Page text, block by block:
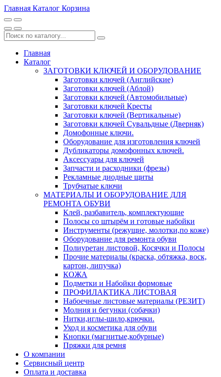
Главная Каталог Корзина
Главная
Каталог
ЗАГОТОВКИ КЛЮЧЕЙ И ОБОРУДОВАНИЕ
Заготовки ключей (Английские)
Заготовки ключей (Аблой)
Заготовки ключей (Автомобильные)
Заготовки ключей Кресты
Заготовки ключей (Вертикальные)
Заготовки ключей Сувальдные (Дверняк)
Домофонные ключи.
Оборудование для изготовления ключей
Дубликаторы домофонных ключей.
Аксессуары для ключей
Запчасти и расходники (фрезы)
Рекламные диодные щиты
Трубчатые ключи
МАТЕРИАЛЫ И ОБОРУДОВАНИЕ ДЛЯ
РЕМОНТА ОБУВИ
Клей, разбавитель, комплектующие
Полосы со штырём и готовые набойки
Инструменты (режущие, молотки,по коже)
Оборудование для ремонта обуви
Полиуретан листовой, Косячки и Полосы
Прочие материалы (краска, обтяжка, воск,
картон, липучка)
КОЖА
Подметки и Набойки формовые
ПРОФИЛАКТИКА ЛИСТОВАЯ
Набоечные листовые материалы (РЕЗИТ)
Молния и бегунки (собачки)
Нитки,иглы-шило,крючки.
Уход и косметика для обуви
Кнопки (магнитые,кобурные)
Пряжки для ремня
О компании
Сервисный центр
Оплата и доставка